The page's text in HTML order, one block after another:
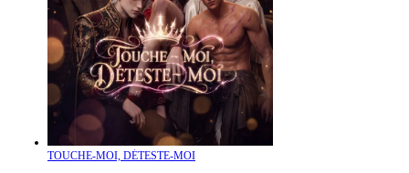
TOUCHE-MOI, DÉTESTE-MOI